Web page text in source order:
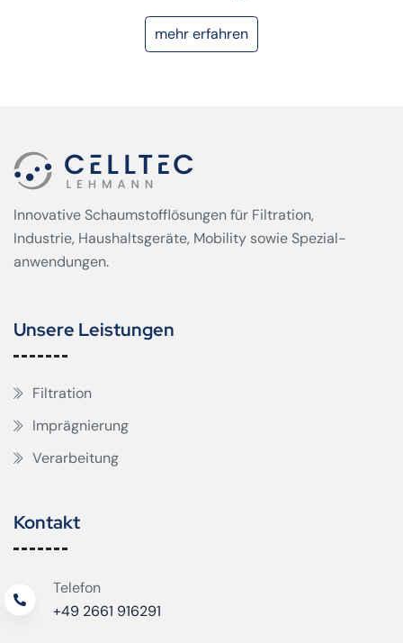
mehr erfahren
Innovative Schaumstofflösungen für Filtration,
Industrie, Haushaltsgeräte, Mobility sowie Spezial­
anwendungen.
Unsere Leistungen
Filtration
Imprägnierung
Verarbeitung
Kontakt
Telefon
+49 2661 916291